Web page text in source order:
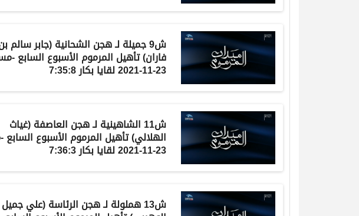
ش9 جميلة لـهجن الشحانية (جابر سالم
فاران) تأهيل المرموم الأسبوع السابع -
23-11-2021 لقايا بكار 7:35:8
ش11 الشاهينيةلـهجن العاصفة(غياث
الهلالي) تأهيل المرموم الأسبوع
23-11-2021 لقايا بكار 7:36:3
ش13 هملولةلـ هجن الرئاسة (علي جميل